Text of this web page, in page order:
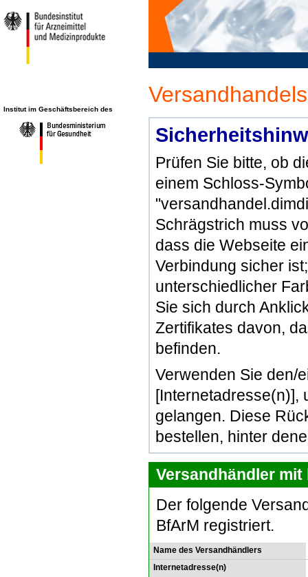
Institut im Geschäftsbereich des
Prüfen Sie bitte, ob
einem Schloss-
Schrägstrich muss
dass die Webseite
Verbindung sicher
unterschiedlicher
Sie sich durch
Zertifikates davon,
befinden.
Verwenden Sie den/
[Internetadresse(n)],
gelangen. Diese
bestellen, hinter
Versandhändler
Der folgende
BfArM registriert.
Name des Versandhändlers
Internetadresse(n)